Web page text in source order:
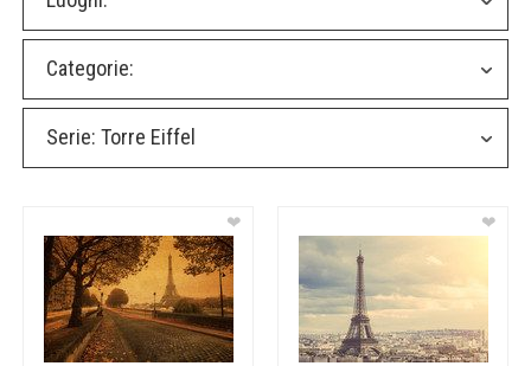
Categorie:
Serie: Torre Eiffel
❤ ❤